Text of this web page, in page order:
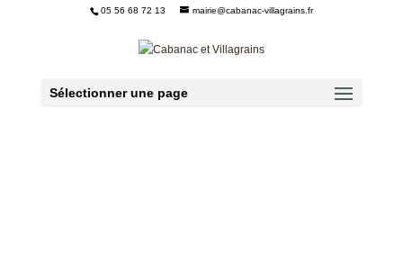
05 56 68 72 13 mairie@cabanac-villagrains.fr
Sélectionner une page